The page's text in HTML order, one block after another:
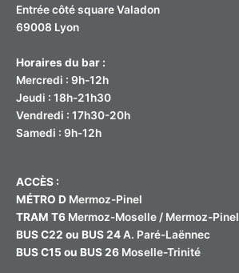
Entrée côté square Valadon
69008 Lyon
Horaires du bar :
Mercredi : 9h-12h
Jeudi : 18h-21h30
Vendredi : 17h30-20h
Samedi : 9h-12h
ACCÈS :
MÉTRO D Mermoz-Pinel
TRAM T6 Mermoz-Moselle / Mermoz-Pinel
BUS C22 ou BUS 24 A. Paré-Laënnec
BUS C15 ou BUS 26 Moselle-Trinité